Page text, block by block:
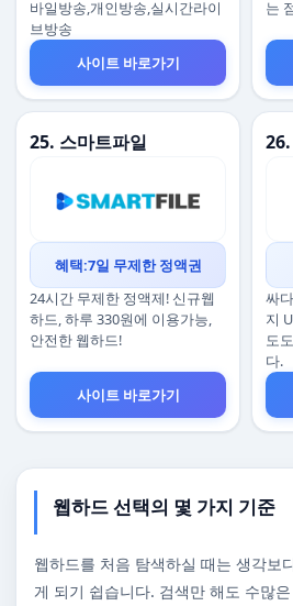
바일방송,개인방송,실시간라이
브방송
사이트 바로가기
는
25. 스마트파일
혜택:7일 무제한 정액권
24시간 무제한 정액제! 신규웹
하드, 하루 330원에 이용가능,
안전한 웹하드!
사이트 바로가기
싸
지
도
다.
웹하드 선택의 몇 가지 기준
웹하드를 처음 탐색하실 때는 생각보
게 되기 쉽습니다. 검색만 해도 수많